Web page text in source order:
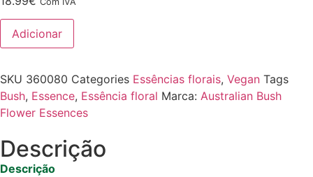
Adicionar
SKU 360080 Categories Essências florais, Vegan Tags
Bush, Essence, Essência floral Marca: Australian Bush
Flower Essences
Descrição
Descrição